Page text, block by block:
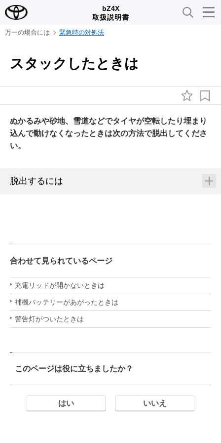
bZ4X
取扱説明書
万一の場合には 緊急時の対処法
スタックしたときは
ぬかるみや砂地、雪道などでタイヤが空転したり埋まり
込んで動けなくなったときは次の方法で脱出してくださ
い。
脱出するには
合わせて見られているページ
充電リッドが開かないときは
補機バッテリーがあがったときは
警告灯がついたときは
このページは役に立ちましたか？
はい いいえ